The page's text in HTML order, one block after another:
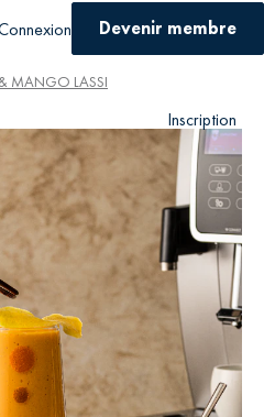
Devenir membre
Inscription
MANGO LASSI